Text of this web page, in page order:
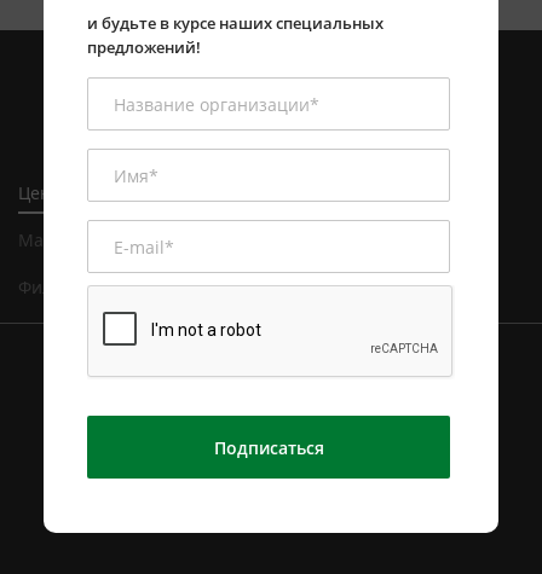
Центральный офис в Алматы
Магазин и сервисный центр в Алматы
Филиал в Астане
и будьте в курсе наших специальных
предложений!
Подписаться